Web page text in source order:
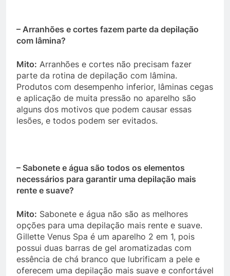
– Arranhões e cortes fazem parte da depilação
com lâmina?
Mito: Arranhões e cortes não precisam fazer
parte da rotina de depilação com lâmina.
Produtos com desempenho inferior, lâminas cegas
e aplicação de muita pressão no aparelho são
alguns dos motivos que podem causar essas
lesões, e todos podem ser evitados.
– Sabonete e água são todos os elementos
necessários para garantir uma depilação mais
rente e suave?
Mito: Sabonete e água não são as melhores
opções para uma depilação mais rente e suave.
Gillette Venus Spa é um aparelho 2 em 1, pois
possui duas barras de gel aromatizadas com
essência de chá branco que lubrificam a pele e
oferecem uma depilação mais suave e confortável